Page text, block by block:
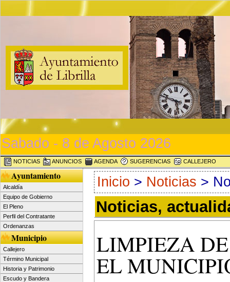
Sabado - 8 de Agosto 2026
NOTICIAS ANUNCIOS AGENDA SUGERENCIAS CALLEJERO
Ayuntamiento
Alcaldía
Equipo de Gobierno
El Pleno
Perfil del Contratante
Ordenanzas
Municipio
Callejero
Término Municipal
Historia y Patrimonio
Escudo y Bandera
Inicio > Noticias >
Noticias,
LIMPIEZA
EL